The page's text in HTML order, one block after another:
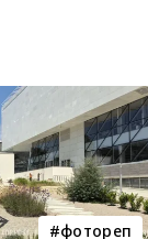
фотореп